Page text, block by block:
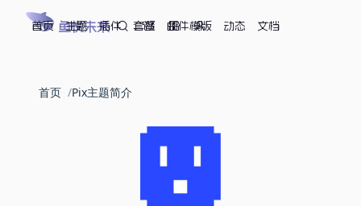
鱼悦未来
首页 主题 插件 套餐 邮件模版 动态 文档
首页 Pix主题简介